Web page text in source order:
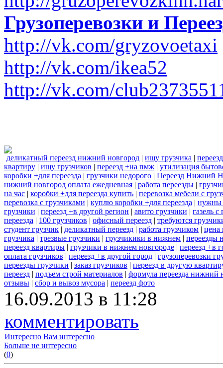
Грузоперевозки и
http://vk.com/gryzovoetaxi
http://vk.com/ikea52
http://vk.com/
деликатный переезд нижний новгород | ищу грузчика |
квартиру | ищу грузчиков | переезд +на пмж | утилизация
коробки +для переезда | грузчики недорого | Переезд Нижний
нижний новгород оплата ежедневная | работа переезды |
на час | коробки +для переезда купить | перевозка мебели с
перевозка с грузчиками | куплю коробки +для переезда | нужны
грузчики | переезд +в другой регион | авито грузчики | газель с
переезда | 100 грузчиков | офисный переезд | требуются
студент грузчик | деликатный переезд | работа грузчиком | цена
грузчика | трезвые грузчики | грузчикики в нижнем | переезды
переезд квартиры | грузчики в нижнем новгороде | переезд +в
оплата грузчиков | переезд +в другой город | грузоперевозки
переезды грузчики | заказ грузчиков | переезд в другую
переезд | подъем строй материалов | формула переезда нижний
отзывы | сбор и вывоз мусора | переезд фото
16.09.2013 в 11:28
комментировать
Интересно Вам интересно
Больше не интересно
(0)